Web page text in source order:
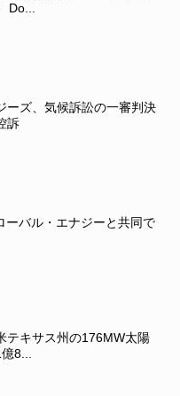
ーズ、気候訴訟の一審判決
訴
ーバル・エナジーと共同で
テキサス州の176MW太陽
8...